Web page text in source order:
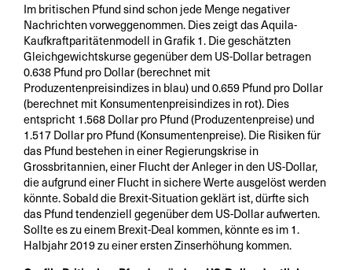
Im britischen Pfund sind schon jede Menge negativer
Nachrichten vorweggenommen. Dies zeigt das Aquila-
Kaufkraftparitätenmodell in Grafik 1. Die geschätzten
Gleichgewichtskurse gegenüber dem US-Dollar betragen
0.638 Pfund pro Dollar (berechnet mit
Produzentenpreisindizes in blau) und 0.659 Pfund pro Dollar
(berechnet mit Konsumentenpreisindizes in rot). Dies
entspricht 1.568 Dollar pro Pfund (Produzentenpreise) und
1.517 Dollar pro Pfund (Konsumentenpreise). Die Risiken für
das Pfund bestehen in einer Regierungskrise in
Grossbritannien, einer Flucht der Anleger in den US-Dollar,
die aufgrund einer Flucht in sichere Werte ausgelöst werden
könnte. Sobald die Brexit-Situation geklärt ist, dürfte sich
das Pfund tendenziell gegenüber dem US-Dollar aufwerten.
Sollte es zu einem Brexit-Deal kommen, könnte es im 1.
Halbjahr 2019 zu einer ersten Zinserhöhung kommen.